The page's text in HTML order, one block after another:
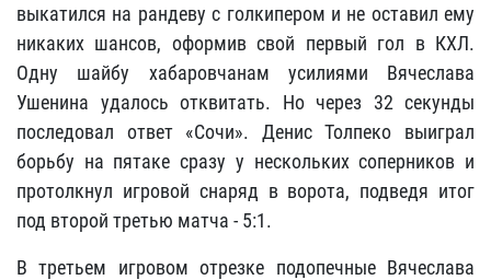
выкатился на рандеву с голкипером и не оставил ему
никаких шансов, оформив свой первый гол в КХЛ.
Одну шайбу хабаровчанам усилиями Вячеслава
Ушенина удалось отквитать. Но через 32 секунды
последовал ответ «Сочи». Денис Толпеко выиграл
борьбу на пятаке сразу у нескольких соперников и
протолкнул игровой снаряд в ворота, подведя итог
под второй третью матча - 5:1.
В третьем игровом отрезке подопечные Вячеслава